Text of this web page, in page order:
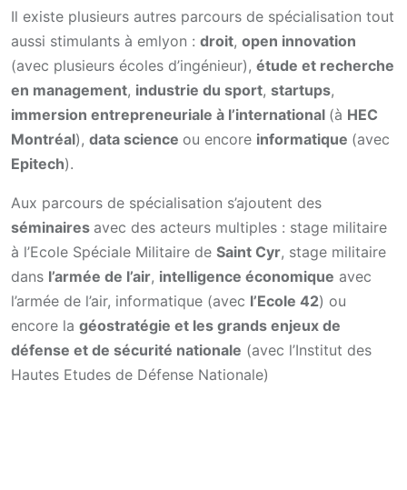
Il existe plusieurs autres parcours de spécialisation tout
aussi stimulants à emlyon : droit, open innovation
(avec plusieurs écoles d’ingénieur), étude et recherche
en management, industrie du sport, startups,
immersion entrepreneuriale à l’international (à HEC
Montréal), data science ou encore informatique (avec
Epitech).
Aux parcours de spécialisation s’ajoutent des
séminaires avec des acteurs multiples : stage militaire
à l’Ecole Spéciale Militaire de Saint Cyr, stage militaire
dans l’armée de l’air, intelligence économique avec
l’armée de l’air, informatique (avec l’Ecole 42) ou
encore la géostratégie et les grands enjeux de
défense et de sécurité nationale (avec l’Institut des
Hautes Etudes de Défense Nationale)